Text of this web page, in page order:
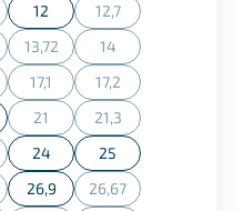
pas disponible.)
actuellement pas disponible.)
action n'est actuellement pas
12 12,7
(Cette action n'est
pas disponible.)
actuellement pas disponible.)
action n'est actuellement pas
13,72
(Cette action n'est
14
(Cette action n'est
action n'est actuellement pas
17,1
(Cette action n'est
17,2
(Cette action n'est
actuellement pas disponible.)
21
(Cette action n'est
21,3
(Cette action n'est
pas disponible.)
action n'est actuellement pas
24
25
pas disponible.)
actuellement pas disponible.)
action n'est actuellement pas
26,9 26,67
(Cette action n'est